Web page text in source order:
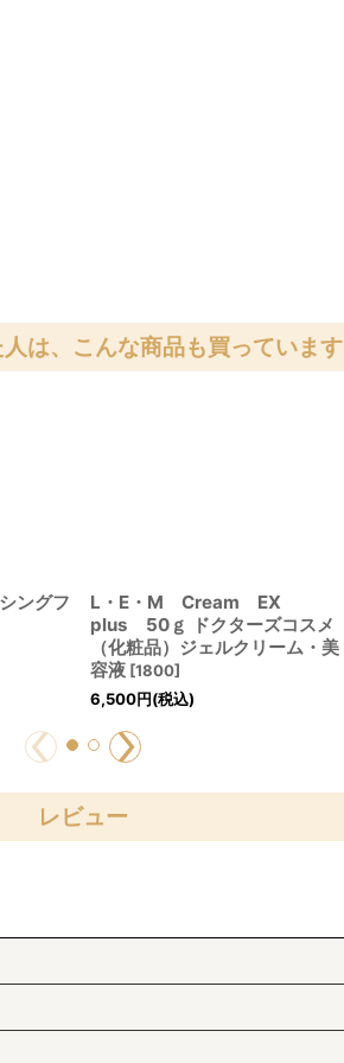
は、こんな商品も買っています
ングフ
L・E・M Cream EX
plus 50ｇ ドクターズコスメ
（化粧品）ジェルクリーム・美
容液 [1800]
6,500円(税込)
レビュー